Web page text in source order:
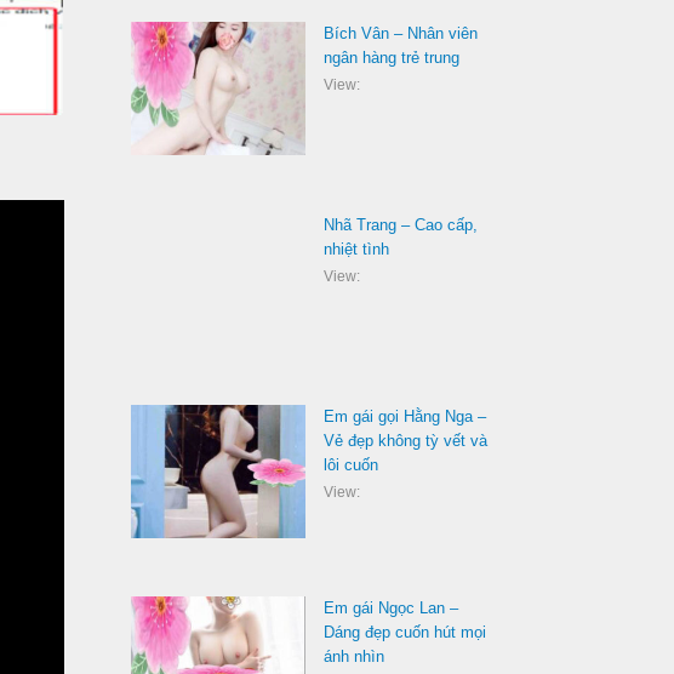
Bích Vân – Nhân viên
ngân hàng trẻ trung
View:
Nhã Trang – Cao cấp,
nhiệt tình
View:
Em gái gọi Hằng Nga –
Vẻ đẹp không tỳ vết và
lôi cuốn
View:
Em gái Ngọc Lan –
Dáng đẹp cuốn hút mọi
ánh nhìn